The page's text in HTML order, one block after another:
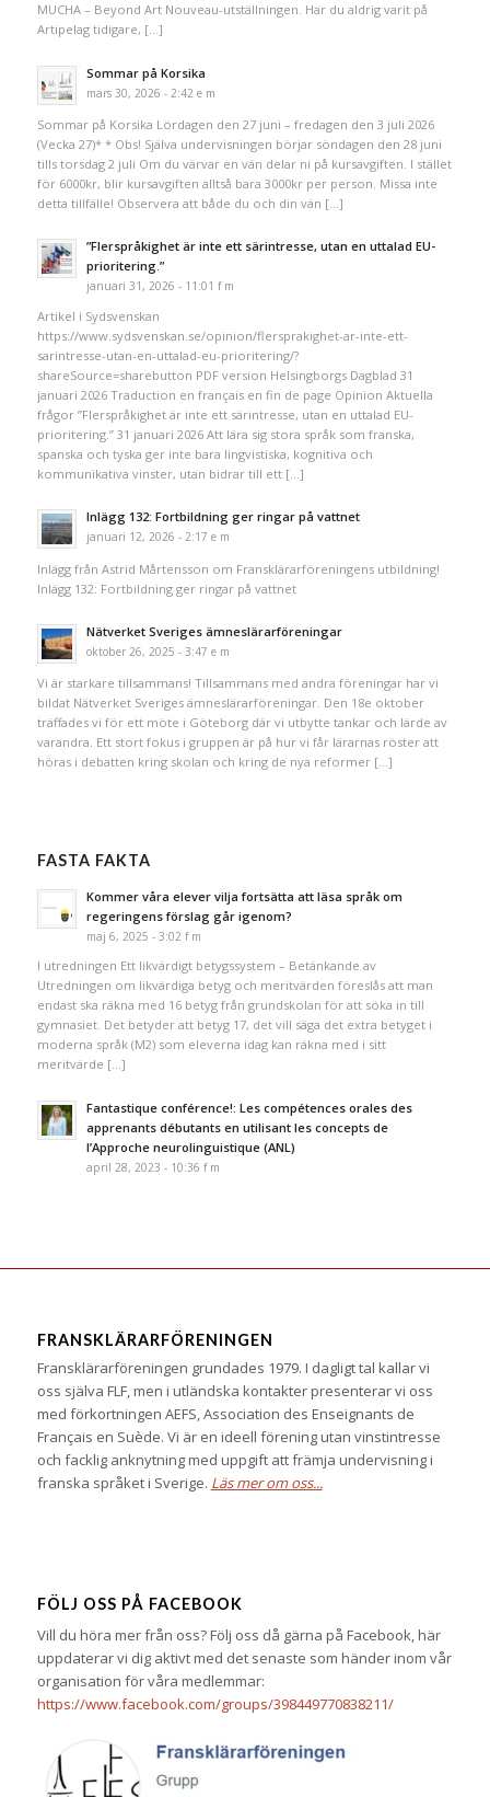
MUCHA – Beyond Art Nouveau-utställningen. Har du aldrig varit på
Artipelag tidigare, […]
Sommar på Korsika
mars 30, 2026 - 2:42 e m
Sommar på Korsika Lördagen den 27 juni – fredagen den 3 juli 2026
(Vecka 27)* * Obs! Själva undervisningen börjar söndagen den 28 juni
tills torsdag 2 juli Om du värvar en vän delar ni på kursavgiften. I stället
för 6000kr, blir kursavgiften alltså bara 3000kr per person. Missa inte
detta tillfälle! Observera att både du och din vän […]
”Flerspråkighet är inte ett särintresse, utan en uttalad EU-
prioritering.”
januari 31, 2026 - 11:01 f m
Artikel i Sydsvenskan
https://www.sydsvenskan.se/opinion/flersprakighet-ar-inte-ett-
sarintresse-utan-en-uttalad-eu-prioritering/?
shareSource=sharebutton PDF version Helsingborgs Dagblad 31
januari 2026 Traduction en français en fin de page Opinion Aktuella
frågor ”Flerspråkighet är inte ett särintresse, utan en uttalad EU-
prioritering.” 31 januari 2026 Att lära sig stora språk som franska,
spanska och tyska ger inte bara lingvistiska, kognitiva och
kommunikativa vinster, utan bidrar till ett […]
Inlägg 132: Fortbildning ger ringar på vattnet
januari 12, 2026 - 2:17 e m
Inlägg från Astrid Mårtensson om Fransklärarföreningens utbildning!
Inlägg 132: Fortbildning ger ringar på vattnet
Nätverket Sveriges ämneslärarföreningar
oktober 26, 2025 - 3:47 e m
Vi är starkare tillsammans! Tillsammans med andra föreningar har vi
bildat Nätverket Sveriges ämneslärarföreningar. Den 18e oktober
träffades vi för ett möte i Göteborg där vi utbytte tankar och lärde av
varandra. Ett stort fokus i gruppen är på hur vi får lärarnas röster att
höras i debatten kring skolan och kring de nya reformer […]
FASTA FAKTA
Kommer våra elever vilja fortsätta att läsa språk om
regeringens förslag går igenom?
maj 6, 2025 - 3:02 f m
I utredningen Ett likvärdigt betygssystem – Betänkande av
Utredningen om likvärdiga betyg och meritvärden föreslås att man
endast ska räkna med 16 betyg från grundskolan för att söka in till
gymnasiet. Det betyder att betyg 17, det vill säga det extra betyget i
moderna språk (M2) som eleverna idag kan räkna med i sitt
meritvärde […]
Fantastique conférence!: Les compétences orales des
apprenants débutants en utilisant les concepts de
l’Approche neurolinguistique (ANL)
april 28, 2023 - 10:36 f m
FRANSKLÄRARFÖRENINGEN
Fransklärarföreningen grundades 1979. I dagligt tal kallar vi
oss själva FLF, men i utländska kontakter presenterar vi oss
med förkortningen AEFS, Association des Enseignants de
Français en Suède. Vi är en ideell förening utan vinstintresse
och facklig anknytning med uppgift att främja undervisning i
franska språket i Sverige. Läs mer om oss...
FÖLJ OSS PÅ FACEBOOK
Vill du höra mer från oss? Följ oss då gärna på Facebook, här
uppdaterar vi dig aktivt med det senaste som händer inom vår
organisation för våra medlemmar:
https://www.facebook.com/groups/398449770838211/